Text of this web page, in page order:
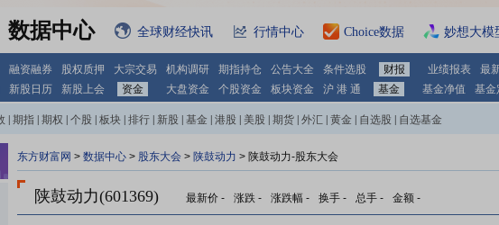
数据中心 全球财经快讯 行情中心 Choice数据 妙想大模
融资融券 股权质押 大宗交易 机构调研 期指持仓 公告大全 条件选股 财报 业绩报表 最
新股日历 新股上会 资金 大盘资金 个股资金 板块资金 沪 港 通 基金 基金净值 基金
期指 期权 个股 板块 排行 新股 基金 港股 美股 期货 外汇 黄金 自选股 自选基金
东方财富网 > 数据中心 > 股东大会 > 陕鼓动力 > 陕鼓动力-股东大会
陕鼓动力(601369) 最新价 - 涨跌 - 涨跌幅 - 换手 - 总手 - 金额 -